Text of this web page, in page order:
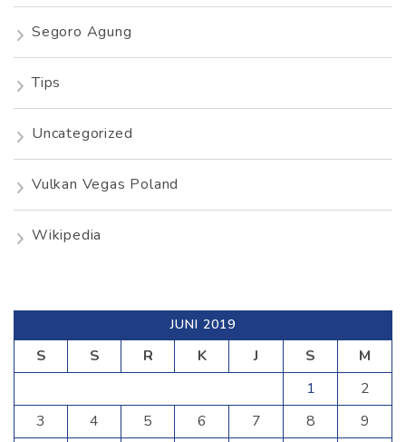
Segoro Agung
Tips
Uncategorized
Vulkan Vegas Poland
Wikipedia
JUNI 2019
S S R K J S
M
1
2
3
4 5 6 7 8
9